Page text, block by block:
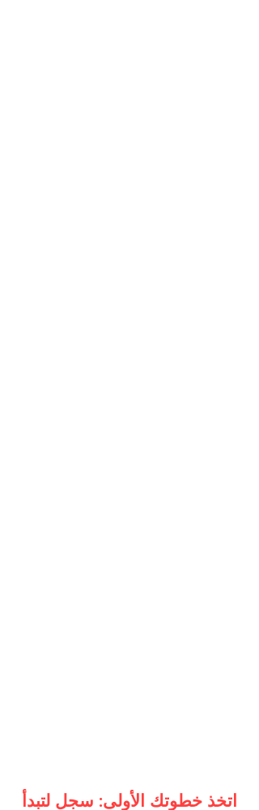
اتخذ خطوتك الأولى: سجل لتبدأ